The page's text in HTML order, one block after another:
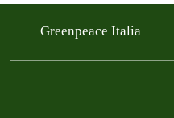
Greenpeace Italia